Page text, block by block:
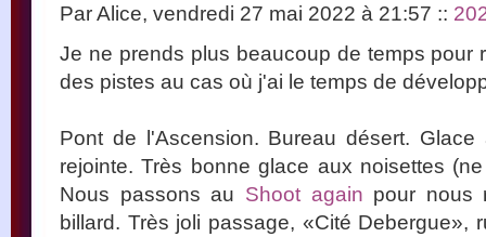
Par Alice, vendredi 27 mai 2022 à 21:57 ::
Je ne prends plus beaucoup de temps pour
des pistes au cas où j'ai le temps de
Pont de l'Ascension. Bureau désert.
rejointe. Très bonne glace aux noisettes
Nous passons au Shoot again pour nous
billard. Très joli passage, «Cité Debergue»,